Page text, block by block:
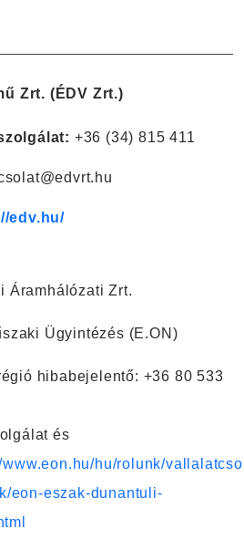
Zrt. (ÉDV Zrt.)
+36 (34) 815 411
edv.hu/
Áramhálózati Zrt.
Ügyintézés (E.ON)
hibabejelentő: +36 80 533
és
www.eon.hu/hu/rolunk/
eon-eszak-dunantuli-